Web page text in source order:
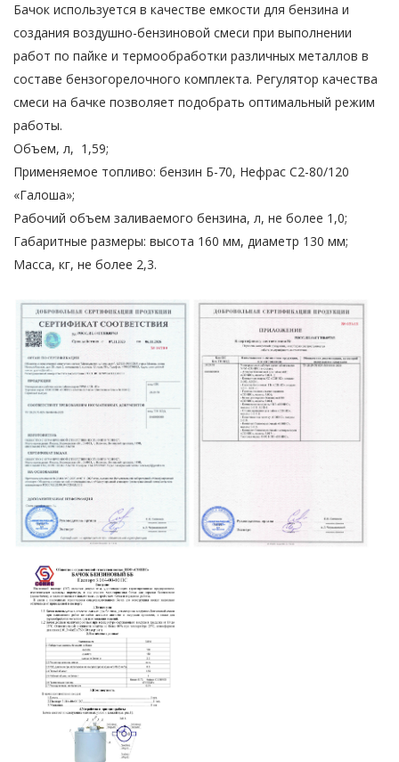
Бачок используется в качестве емкости для бензина и
создания воздушно-бензиновой смеси при выполнении
работ по пайке и термообработки различных металлов в
составе бензогорелочного комплекта. Регулятор качества
смеси на бачке позволяет подобрать оптимальный режим
работы.
Объем, л, 1,59;
Применяемое топливо: бензин Б-70, Нефрас С2-80/120
«Галоша»;
Рабочий объем заливаемого бензина, л, не более 1,0;
Габаритные размеры: высота 160 мм, диаметр 130 мм;
Масса, кг, не более 2,3.